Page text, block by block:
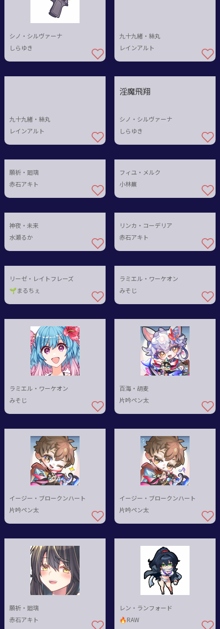
シノ・シルヴァーナ
しらゆき
九十九緒・絲丸
レインアルト
九十九緒・絲丸
レインアルト
淫魔飛翔
シノ・シルヴァーナ
しらゆき
願祈・廻璃
赤石アキト
フィユ・メルク
小林蕪
神夜・未来
水瀬るか
リンカ・コーデリア
赤石アキト
リーゼ・レイトフレーズ
🌱まるちぇ
ラミエル・ワーケオン
みそじ
ラミエル・ワーケオン
みそじ
百海・胡麦
片吟ペン太
イージー・ブロークンハート
片吟ペン太
イージー・ブロークンハート
片吟ペン太
願祈・廻璃
赤石アキト
レン・ランフォード
🔥RAW